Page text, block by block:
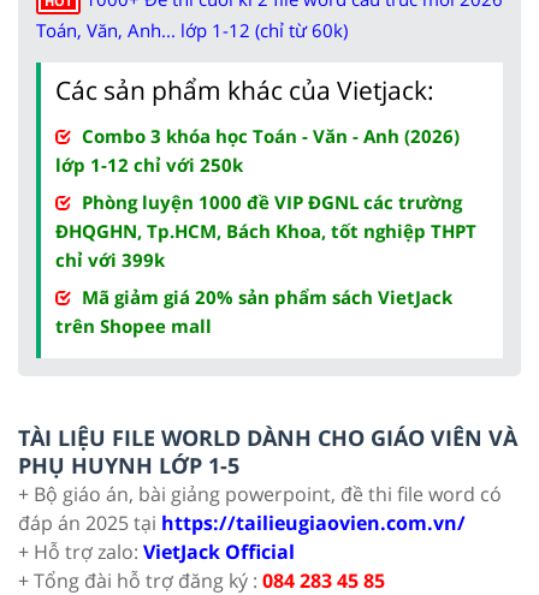
Toán, Văn, Anh... lớp 1-12 (chỉ từ 60k)
Các sản phẩm khác của Vietjack:
Combo 3 khóa học Toán - Văn - Anh (2026)
lớp 1-12 chỉ với 250k
Phòng luyện 1000 đề VIP ĐGNL các trường
ĐHQGHN, Tp.HCM, Bách Khoa, tốt nghiệp THPT
chỉ với 399k
Mã giảm giá 20% sản phẩm sách VietJack
trên Shopee mall
TÀI LIỆU FILE WORLD DÀNH CHO GIÁO VIÊN VÀ
PHỤ HUYNH LỚP 1-5
+ Bộ giáo án, bài giảng powerpoint, đề thi file word có
đáp án 2025 tại https://tailieugiaovien.com.vn/
+ Hỗ trợ zalo: VietJack Official
+ Tổng đài hỗ trợ đăng ký : 084 283 45 85